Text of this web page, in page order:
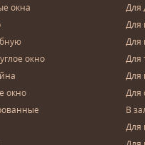
окна
окно
окно
Для
Для
Для
Для
Для
Для
В
Для